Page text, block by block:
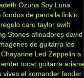
Ozuna Soy Luna
fondos de pantalla linkin
regulo caro taylor swift
Stones afinadores david
de guitarra los
Chayanne Led Zeppelin a
tocar guitarra ariana
vives el komander fender